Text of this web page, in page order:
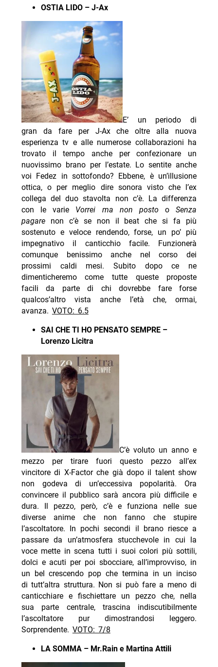
OSTIA LIDO – J-Ax
E’ un periodo di
gran da fare per J-Ax che oltre alla nuova
esperienza tv e alle numerose collaborazioni ha
trovato il tempo anche per confezionare un
nuovissimo brano per l’estate. Lo sentite anche
voi Fedez in sottofondo? Ebbene, è un’illusione
ottica, o per meglio dire sonora visto che l’ex
collega del duo stavolta non c’è. La differenza
con le varie Vorrei ma non posto oSenza
pagare non c’è se non il beat che si fa più
sostenuto e veloce rendendo, forse, un po’ più
impegnativo il canticchio facile. Funzionerà
comunque benissimo anche nel corso dei
prossimi caldi mesi. Subito dopo ce ne
dimenticheremo come tutte queste proposte
facili da parte di chi dovrebbe fare forse
qualcos’altro vista anche l’età che, ormai,
avanza. VOTO: 6.5
SAI CHE TI HO PENSATO SEMPRE –
Lorenzo Licitra
C’è voluto un anno e
mezzo per tirare fuori questo pezzo all’ex
vincitore di X-Factor che già dopo il talent show
non godeva di un’eccessiva popolarità. Ora
convincere il pubblico sarà ancora più difficile e
dura. Il pezzo, però, c’è e funziona nelle sue
diverse anime che non fanno che stupire
l’ascoltatore. In pochi secondi il brano riesce a
passare da un’atmosfera stucchevole in cui la
voce mette in scena tutti i suoi colori più sottili,
dolci e acuti per poi sbocciare, all’improvviso, in
un bel crescendo pop che termina in un inciso
di tutt’altra struttura. Non si può fare a meno di
canticchiare e fischiettare un pezzo che, nella
sua parte centrale, trascina indiscutibilmente
l’ascoltatore pur dimostrandosi leggero.
Sorprendente. VOTO: 7/8
LA SOMMA – Mr.Rain e Martina Attili